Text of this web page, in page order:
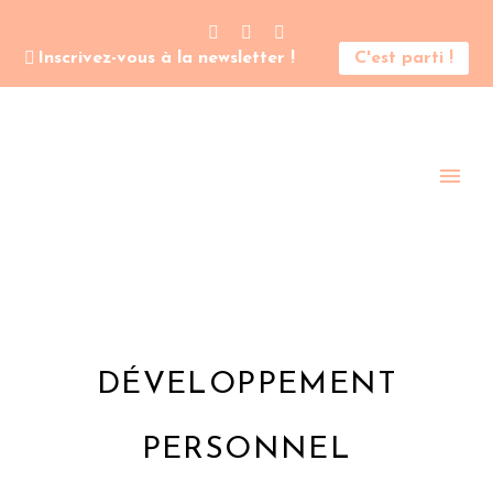
Inscrivez-vous à la newsletter ! C'est parti !
DÉVELOPPEMENT
PERSONNEL